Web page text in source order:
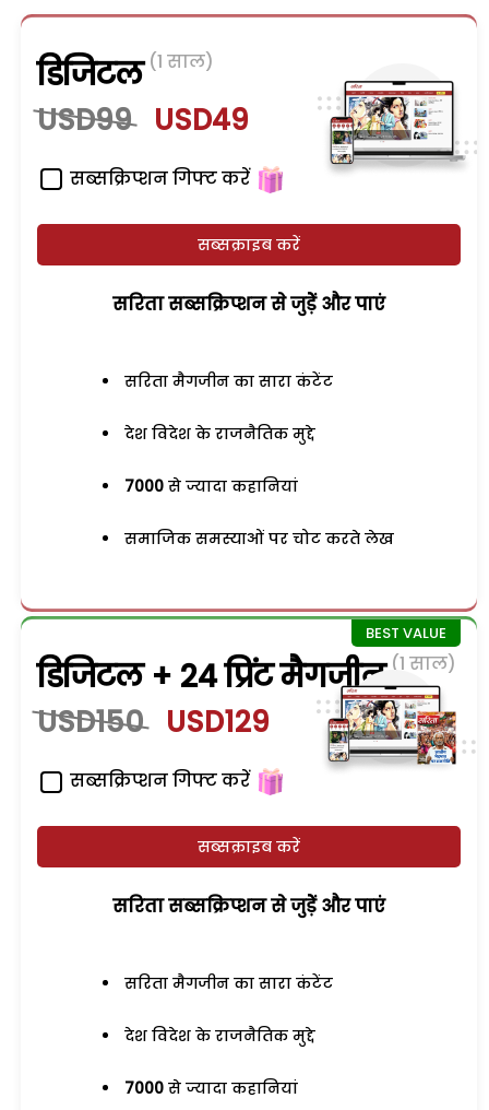
डिजिटल (1 साल)
USD99 USD49
सब्सक्रिप्शन गिफ्ट करें
सब्सक्राइब करें
सरिता सब्सक्रिप्शन से जुड़ेें और पाएं
सरिता मैगजीन का सारा कंटेंट
देश विदेश के राजनैतिक मुद्दे
7000 से ज्यादा कहानियां
समाजिक समस्याओं पर चोट करते लेख
डिजिटल + 24 प्रिंट मैगजीन (1 साल)
USD150 USD129
सब्सक्रिप्शन गिफ्ट करें
सब्सक्राइब करें
सरिता सब्सक्रिप्शन से जुड़ेें और पाएं
सरिता मैगजीन का सारा कंटेंट
देश विदेश के राजनैतिक मुद्दे
7000 से ज्यादा कहानियां